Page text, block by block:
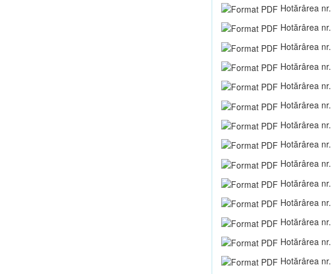
Hotărârea nr.
Hotărârea nr.
Hotărârea nr.
Hotărârea nr.
Hotărârea nr.
Hotărârea nr.
Hotărârea nr.
Hotărârea nr.
Hotărârea nr.
Hotărârea nr.
Hotărârea nr.
Hotărârea nr.
Hotărârea nr.
Hotărârea nr.